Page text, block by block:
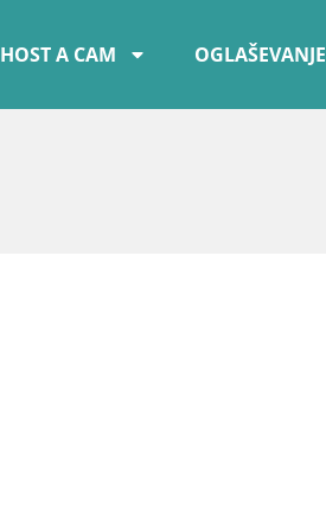
HOST A CAM OGLAŠEVANJE